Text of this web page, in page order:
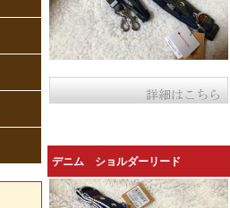
デニム ショルダーリード